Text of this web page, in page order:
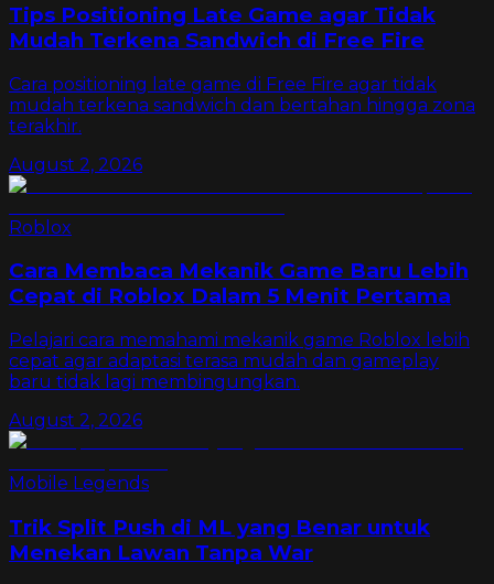
Tips Positioning Late Game agar Tidak
Mudah Terkena Sandwich di Free Fire
Cara positioning late game di Free Fire agar tidak
mudah terkena sandwich dan bertahan hingga zona
terakhir.
August 2, 2026
Roblox
Cara Membaca Mekanik Game Baru Lebih
Cepat di Roblox Dalam 5 Menit Pertama
Pelajari cara memahami mekanik game Roblox lebih
cepat agar adaptasi terasa mudah dan gameplay
baru tidak lagi membingungkan.
August 2, 2026
Mobile Legends
Trik Split Push di ML yang Benar untuk
Menekan Lawan Tanpa War